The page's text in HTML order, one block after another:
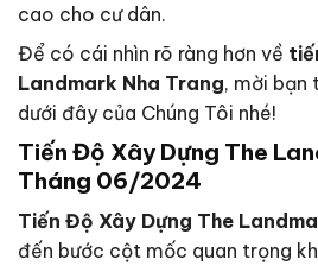
cao cho cư dân.
Để có cái nhìn rõ ràng hơn về
Landmark Nha Trang, mời bạn
dưới đây của Chúng Tôi nhé!
Tiến Độ Xây Dựng The
Tháng 06/2024
Tiến Độ Xây Dựng The
đến bước cột mốc quan trọng